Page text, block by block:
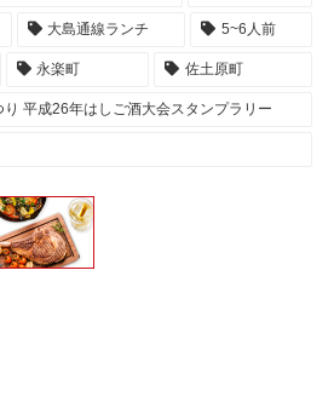
大島通線ランチ 5~6人前
永楽町 佐土原町
平成26年はしご酒大会スタンプラリー